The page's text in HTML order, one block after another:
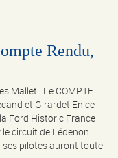
Rendu,
Mallet Le COMPTE
et Girardet En ce
Ford Historic France
circuit de Lédenon
ses pilotes auront toute